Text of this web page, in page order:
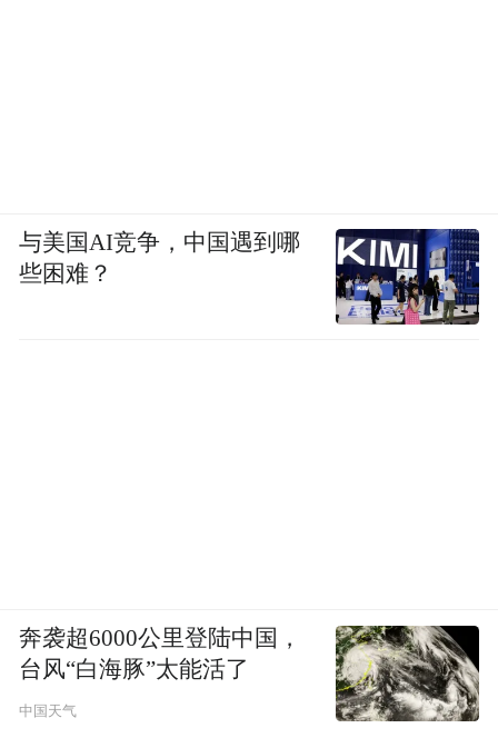
与美国AI竞争，中国遇到哪
些困难？
奔袭超6000公里登陆中国，
台风“白海豚”太能活了
中国天气